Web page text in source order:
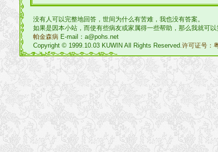
没有人可以完整地回答，世间为什么有苦难，我也没有答案。
如果是因本小站，而使有些病友或家属得一些帮助，那么我就可
帕金森病 E-mail：a@pohs.net
Copyright © 1999.10.03 KUWIN All Rights Reserved.许可证号：